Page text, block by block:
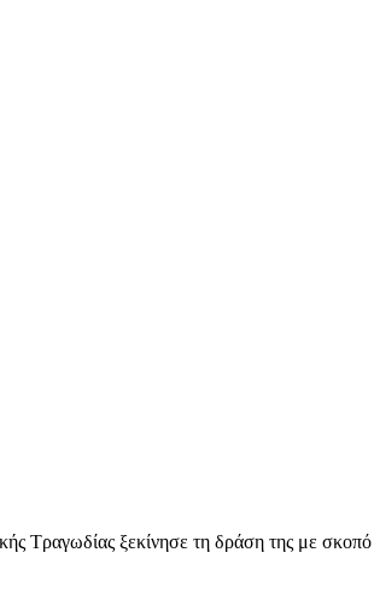
ξεκίνησε τη δράση της με